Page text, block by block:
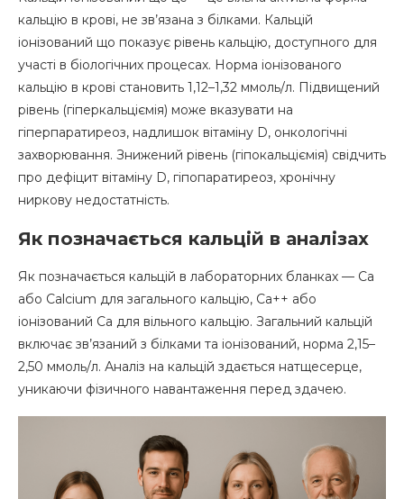
кальцію в крові, не зв’язана з білками. Кальцій
іонізований що показує рівень кальцію, доступного для
участі в біологічних процесах. Норма іонізованого
кальцію в крові становить 1,12–1,32 ммоль/л. Підвищений
рівень (гіперкальціємія) може вказувати на
гіперпаратиреоз, надлишок вітаміну D, онкологічні
захворювання. Знижений рівень (гіпокальціємія) свідчить
про дефіцит вітаміну D, гіпопаратиреоз, хронічну
ниркову недостатність.
Як позначається кальцій в аналізах
Як позначається кальцій в лабораторних бланках — Ca
або Calcium для загального кальцію, Ca++ або
іонізований Ca для вільного кальцію. Загальний кальцій
включає зв’язаний з білками та іонізований, норма 2,15–
2,50 ммоль/л. Аналіз на кальцій здається натщесерце,
уникаючи фізичного навантаження перед здачею.